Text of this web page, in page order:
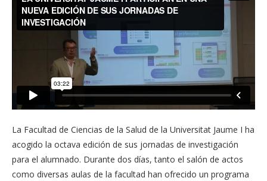
La Facultad de Ciencias de la Salud de la Universitat Jaume I ha
acogido la octava edición de sus jornadas de investigación
para el alumnado. Durante dos días, tanto el salón de actos
como diversas aulas de la facultad han ofrecido un programa